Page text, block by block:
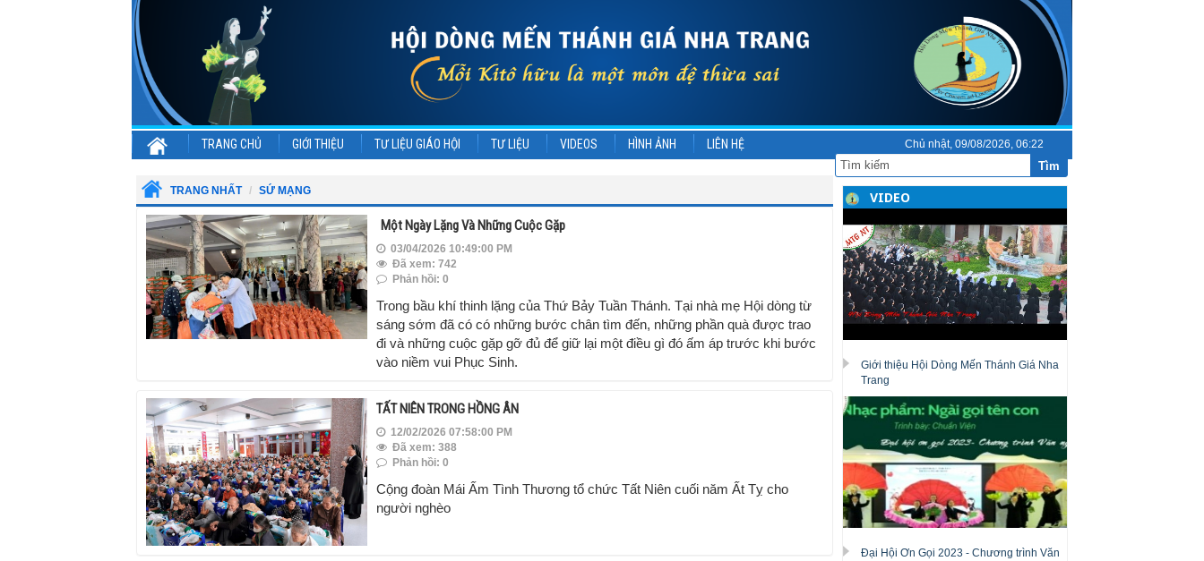
Tìm
TRANG CHỦ GIỚI THIỆU TƯ LIỆU GIÁO HỘI TƯ LIỆU VIDEOS HÌNH ẢNH LIÊN HỆ Chủ nhật, 09/08/2026, 06:22
TRANG NHẤT SỨ MẠNG
Một Ngày Lặng Và Những Cuộc Gặp
03/04/2026 10:49:00 PM
Đã xem: 742
Phản hồi: 0
Trong bầu khí thinh lặng của Thứ Bảy Tuần Thánh. Tại nhà mẹ Hội dòng từ
sáng sớm đã có có những bước chân tìm đến, những phần quà được trao
đi và những cuộc gặp gỡ đủ để giữ lại một điều gì đó ấm áp trước khi bước
vào niềm vui Phục Sinh.
TẤT NIÊN TRONG HỒNG ÂN
12/02/2026 07:58:00 PM
Đã xem: 388
Phản hồi: 0
Cộng đoàn Mái Ấm Tình Thương tổ chức Tất Niên cuối năm Ất Tỵ cho
người nghèo
VIDEO
Giới thiệu Hội Dòng Mến Thánh Giá Nha
Trang
Đại Hội Ơn Gọi 2023 - Chương trình Văn